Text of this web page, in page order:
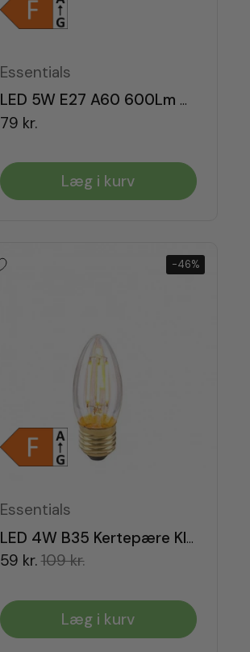
Essentials
LED 5W E27 A60 600Lm Dæmpbar
79 kr.
Læg i kurv
-46%
Essentials
LED 4W B35 Kertepære Klar Dæmpbar E27
59 kr. 109 kr.
Læg i kurv